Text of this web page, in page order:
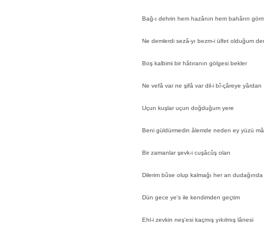
Bağ-ı dehrin hem hazânın hem bahârın
Ne demlerdi sezâ-yı bezm-i ülfet olduğum
Boş kalbimi bir hâtıranın gölgesi bekler
Ne vefâ var ne şifâ var dil-i bî-çâreye yârdan
Uçun kuşlar uçun doğduğum yere
Beni güldürmedin âlemde neden ey yüzü
Bir zamanlar şevk-i cuşâcûş olan
Dilerim bûse olup kalmağı her an dudağında
Dün gece ye's ile kendimden geçtim
Ehl-i zevkin neş'esi kaçmış yıkılmış lânesi